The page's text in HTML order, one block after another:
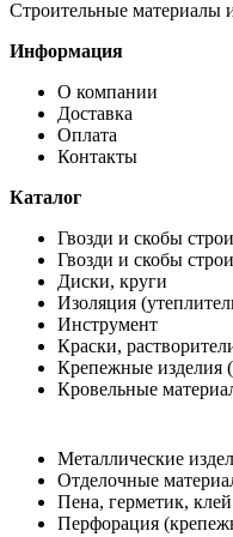
Строительные материалы
Информация
О компании
Доставка
Оплата
Контакты
Каталог
Гвозди и скобы
Гвозди и скобы
Диски, круги
Изоляция
Инструмент
Краски,
Крепежные изделия
Кровельные
Металлические
Отделочные
Пена, герметик, клей
Перфорация